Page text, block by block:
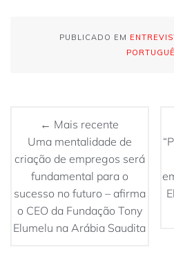
PUBLICADO EM
← Mais recente
Uma mentalidade de
criação de empregos será
fundamental para o
sucesso no futuro – afirma
o CEO da Fundação Tony
Elumelu na Arábia Saudita